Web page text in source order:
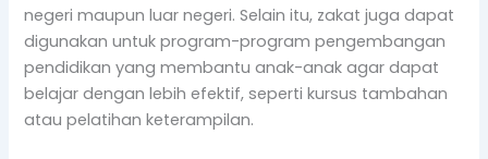
negeri maupun luar negeri. Selain itu, zakat juga dapat
digunakan untuk program-program pengembangan
pendidikan yang membantu anak-anak agar dapat
belajar dengan lebih efektif, seperti kursus tambahan
atau pelatihan keterampilan.